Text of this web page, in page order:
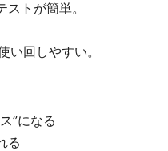
トが簡単。
い回しやすい。
”になる
る